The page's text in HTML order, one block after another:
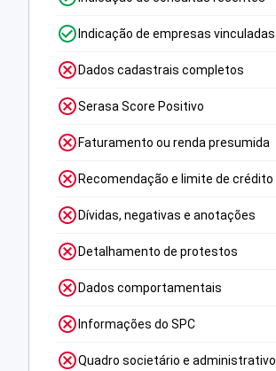
Indicação de empresas vinculadas
Dados cadastrais completos
Serasa Score Positivo
Faturamento ou renda presumida
Recomendação e limite de crédito
Dívidas, negativas e anotações
Detalhamento de protestos
Dados comportamentais
Informações do SPC
Quadro societário e administrativo